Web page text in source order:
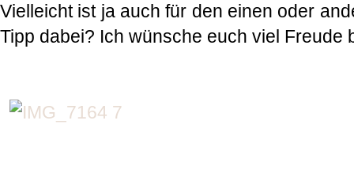
Vielleicht ist ja auch für den einen oder
Tipp dabei? Ich wünsche euch viel